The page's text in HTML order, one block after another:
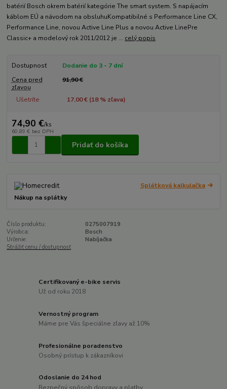
batérií Bosch okrem batérií kategórie The smart system. S napájacím
káblom EÚ a návodom na obsluhuKompatibilné s Performance Line CX,
Performance Line, novou Active Line Plus a novou Active LinePre
Classic+ a modelový rok 2011/2012 je ... celý popis
Dostupnosť
Dodanie do 3 - 7 dní
Cena pred
zľavou
91,90 €
Ušetríte 17,00 € (18% zľava)
74,90 €/ks
60,89 € bez DPH
Pridať do košíka
Splátková kalkulačka
Nákup na splátky
Číslo produktu:
0275007919
Výrobca:
Bosch
Určenie:
Nabíjačka
Strážiť cenu / dostupnosť
Certifikovaný e-bike servis
Už od roku 2018
Vernostný program
Máme pre Vás špeciálne zľavy až 10%
Profesionálne poradenstvo
Osobný prístup k zákazníkovi
Odoslanie do 24 hod